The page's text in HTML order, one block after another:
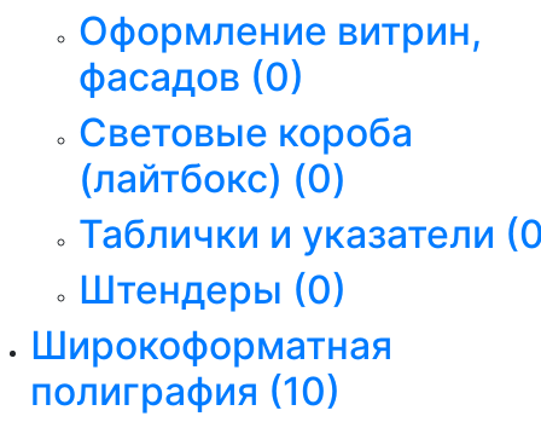
Оформление витрин,
фасадов (0)
Световые короба
(лайтбокс) (0)
Таблички и указатели
Штендеры (0)
Широкоформатная
полиграфия (10)